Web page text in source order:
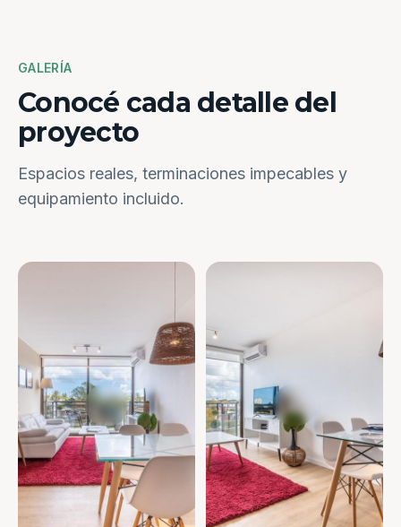
GALERÍA
Conocé cada detalle del
proyecto
Espacios reales, terminaciones impecables y
equipamiento incluido.